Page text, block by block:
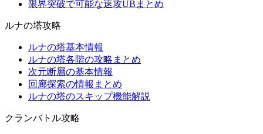
限界突破で可能な速攻UBまとめ
ルナの塔攻略
ルナの塔基本情報
ルナの塔各階の攻略まとめ
次元断層の基本情報
回廊探索の情報まとめ
ルナの塔のスキップ機能解説
クランバトル攻略